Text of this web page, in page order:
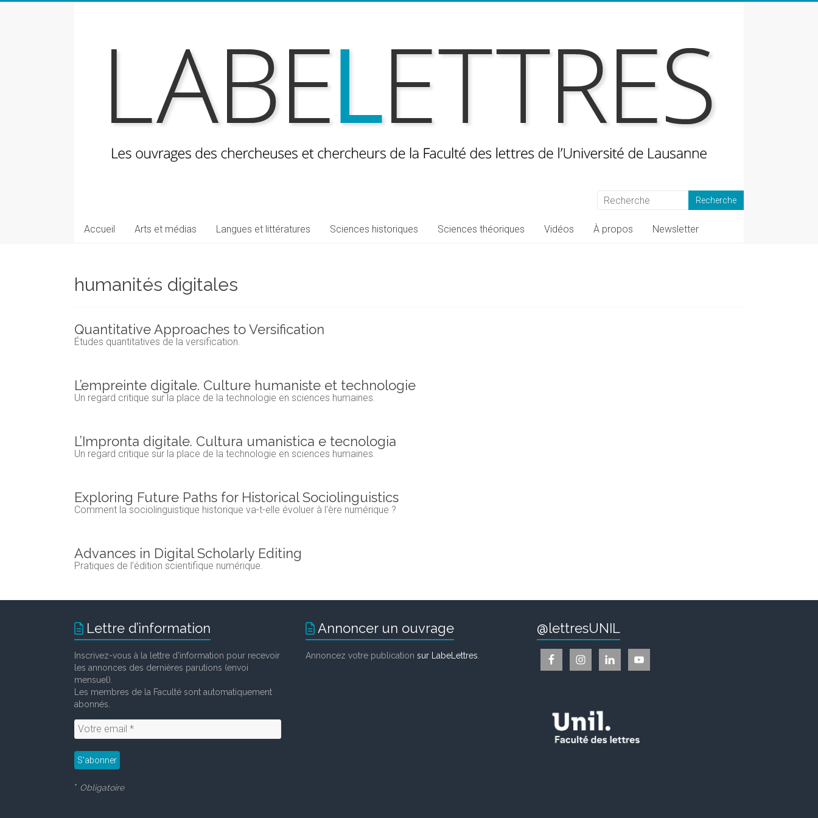
Les
et
la
Faculté
Accueil Arts et médias Langues et littératures Sciences historiques Sciences théoriques Vidéos À propos Newsletter
humanités digitales
Quantitative Approaches to Versification
Études quantitatives de la versification.
L’empreinte digitale. Culture humaniste et technologie
Un regard critique sur la place de la technologie en sciences humaines.
L’Impronta digitale. Cultura umanistica e tecnologia
Un regard critique sur la place de la technologie en sciences humaines.
Exploring Future Paths for Historical Sociolinguistics
Comment la sociolinguistique historique va-t-elle évoluer à l'ère numérique ?
Advances in Digital Scholarly Editing
Pratiques de l’édition scientifique numérique.
Lettre d’information
Inscrivez-vous à la lettre d'information pour recevoir
les annonces des dernières parutions (envoi
mensuel).
Les membres de la Faculté sont automatiquement
abonnés.
* Obligatoire
Annoncer un ouvrage
Annoncez votre publication sur LabeLettres
@lettresUNIL